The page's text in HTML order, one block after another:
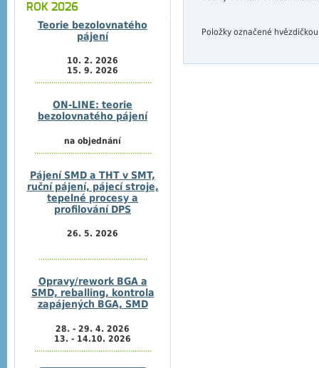
Položky označené
ROK 2026
Teorie bezolovnatého
pájení
10. 2. 2026
15. 9. 2026
.......................................................
ON-LINE: teorie
bezolovnatého pájení
na objednání
.......................................................
Pájení SMD a THT v SMT,
ruční pájení, pájecí stroje,
tepelné procesy a
profilování DPS
26. 5. 2026
...................................................
Opravy/rework BGA a
SMD, reballing, kontrola
zapájených BGA, SMD
28. - 29. 4. 2026
13. - 14.10. 2026
.......................................................